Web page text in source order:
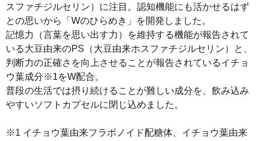
スファチジルセリン）に注目。認知機能にも活かせるはず
との思いから「Wのひらめき」を開発しました。
記憶力（言葉を思い出す力）を維持する機能が報告されて
いる大豆由来のPS（大豆由来ホスファチジルセリン）と、
判断力の正確さを向上させることが報告されているイチョ
ウ葉成分※1をW配合。
普段の生活では摂り続けることが難しい成分を、飲み込み
やすいソフトカプセルに閉じ込めました。
※1 イチョウ葉由来フラボノイド配糖体、イチョウ葉由来